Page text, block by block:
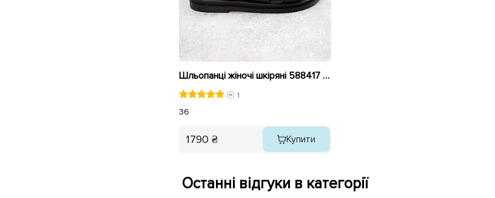
Шльопанці жіночі шкіряні 588417 Чорні
1
36
1790 ₴ Купити
Останні відгуки в категорії